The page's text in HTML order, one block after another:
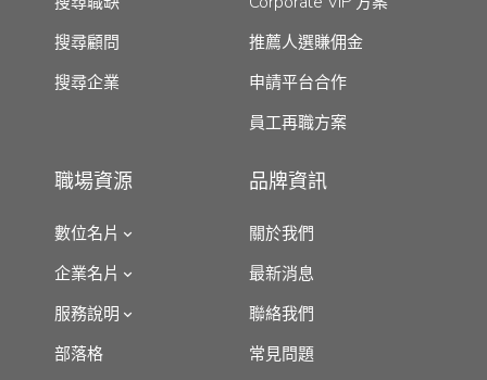
搜尋顧問
搜尋企業
推薦人選賺佣金
申請平台合作
員工再職方案
職場資源
數位名片
企業名片
服務說明
部落格
品牌資訊
關於我們
最新消息
聯絡我們
常見問題